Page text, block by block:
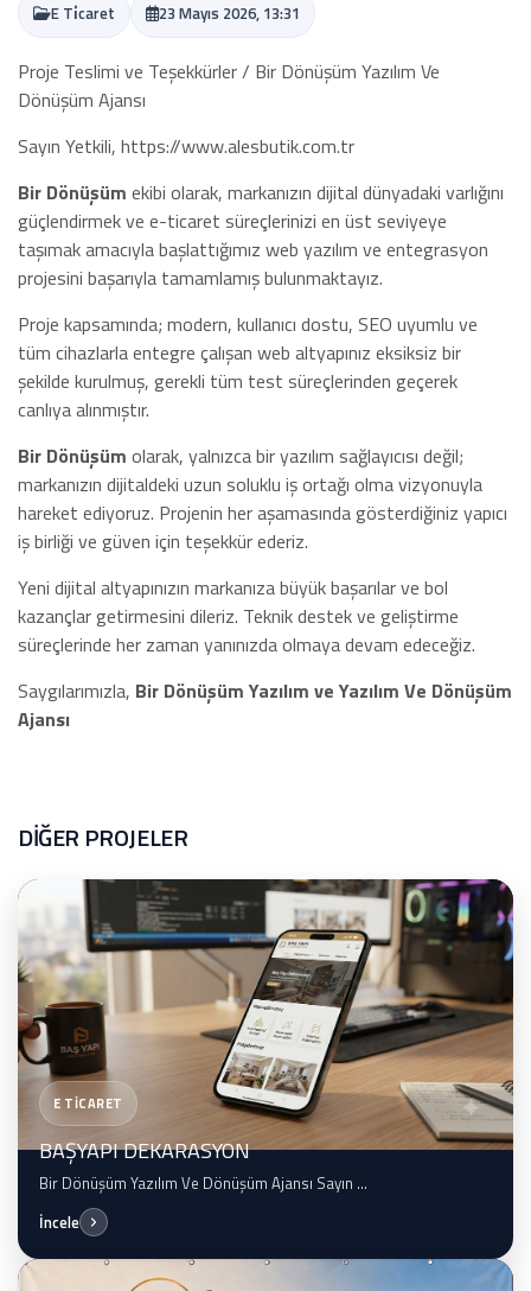
E Ti̇caret 23 Mayıs 2026, 13:31
Proje Teslimi ve Teşekkürler / Bir Dönüşüm Yazılım Ve
Dönüşüm Ajansı
Sayın Yetkili, https://www.alesbutik.com.tr
Bir Dönüşüm ekibi olarak, markanızın dijital dünyadaki varlığını
güçlendirmek ve e-ticaret süreçlerinizi en üst seviyeye
taşımak amacıyla başlattığımız web yazılım ve entegrasyon
projesini başarıyla tamamlamış bulunmaktayız.
Proje kapsamında; modern, kullanıcı dostu, SEO uyumlu ve
tüm cihazlarla entegre çalışan web altyapınız eksiksiz bir
şekilde kurulmuş, gerekli tüm test süreçlerinden geçerek
canlıya alınmıştır.
Bir Dönüşüm olarak, yalnızca bir yazılım sağlayıcısı değil;
markanızın dijitaldeki uzun soluklu iş ortağı olma vizyonuyla
hareket ediyoruz. Projenin her aşamasında gösterdiğiniz yapıcı
iş birliği ve güven için teşekkür ederiz.
Yeni dijital altyapınızın markanıza büyük başarılar ve bol
kazançlar getirmesini dileriz. Teknik destek ve geliştirme
süreçlerinde her zaman yanınızda olmaya devam edeceğiz.
Saygılarımızla, Bir Dönüşüm Yazılım ve Yazılım Ve Dönüşüm
Ajansı
DİĞER PROJELER
E TİCARET
BAŞYAPI DEKARASYON
Bir Dönüşüm Yazılım Ve Dönüşüm Ajansı Sayın ...
İncele